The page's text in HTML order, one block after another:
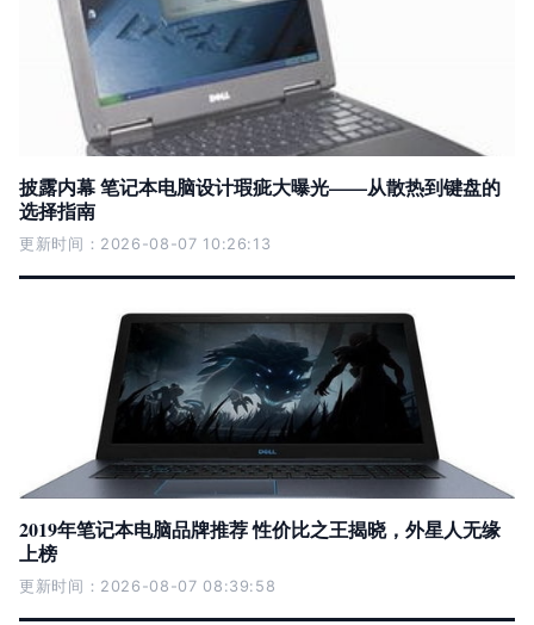
披露内幕 笔记本电脑设计瑕疵大曝光——从散热到键盘的
选择指南
更新时间：2026-08-07 10:26:13
2019年笔记本电脑品牌推荐 性价比之王揭晓，外星人无缘
上榜
更新时间：2026-08-07 08:39:58